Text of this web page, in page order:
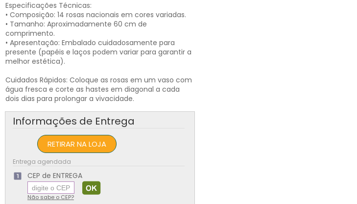
Especificações Técnicas:
• Composição: 14 rosas nacionais em cores variadas.
• Tamanho: Aproximadamente 60 cm de
comprimento.
• Apresentação: Embalado cuidadosamente para
presente (papéis e laços podem variar para garantir a
melhor estética).
Cuidados Rápidos: Coloque as rosas em um vaso com
água fresca e corte as hastes em diagonal a cada
dois dias para prolongar a vivacidade.
Informações de Entrega
RETIRAR NA LOJA
Entrega agendada
CEP de ENTREGA
Não sabe o CEP?